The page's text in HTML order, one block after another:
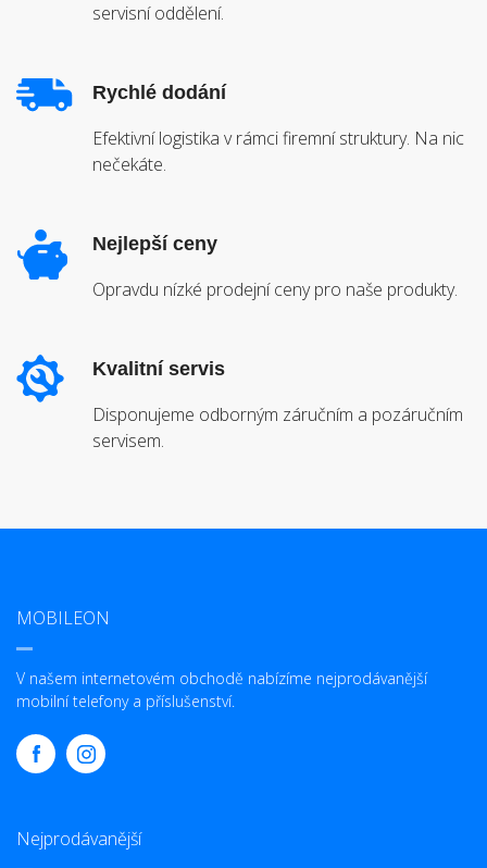
servisní oddělení.
Rychlé dodání
Efektivní logistika v rámci firemní struktury. Na nic
nečekáte.
Nejlepší ceny
Opravdu nízké prodejní ceny pro naše produkty.
Kvalitní servis
Disponujeme odborným záručním a pozáručním
servisem.
MOBILEON
V našem internetovém obchodě nabízíme nejprodávanější
mobilní telefony a příslušenství.
Nejprodávanější